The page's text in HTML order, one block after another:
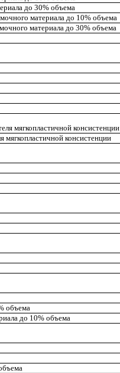
до 30% объема
материала до 10% объема
материала до 30% объема
мягкопластичной консистенции
мягкопластичной консистенции
объема
до 10% объема